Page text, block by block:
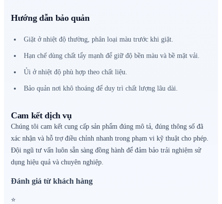
Hướng dẫn bảo quản
Giặt ở nhiệt độ thường, phân loại màu trước khi giặt.
Hạn chế dùng chất tẩy mạnh để giữ độ bền màu và bề mặt vải.
Ủi ở nhiệt độ phù hợp theo chất liệu.
Bảo quản nơi khô thoáng để duy trì chất lượng lâu dài.
Cam kết dịch vụ
Chúng tôi cam kết cung cấp sản phẩm đúng mô tả, đúng thông số đã
xác nhận và hỗ trợ điều chỉnh nhanh trong phạm vi kỹ thuật cho phép.
Đội ngũ tư vấn luôn sẵn sàng đồng hành để đảm bảo trải nghiệm sử
dụng hiệu quả và chuyên nghiệp.
Đánh giá từ khách hàng
⭐